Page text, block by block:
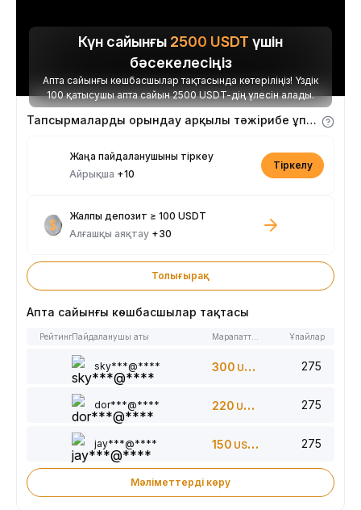
Күн сайынғы 2500 USDT үшін
бәсекелесіңіз
Апта сайынғы көшбасшылар тақтасында көтеріліңіз! Үздік
100 қатысушы апта сайын 2500 USDT-дің үлесін алады.
Тапсырмаларды орындау арқылы тәжірибе ұпайларын алыңыз
Жаңа пайдаланушыны тіркеу
Айрықша +10
Тіркелу
Жалпы депозит ≥ 100 USDT
Алғашқы аяқтау +30
Толығырақ
Апта сайынғы көшбасшылар тақтасы
РейтингПайдаланушы аты Ұпайлар
sky***@**** 300 USDT 275
dor***@**** 220 USDT 275
jay***@**** 150 USDT 275
Мәліметтерді көру